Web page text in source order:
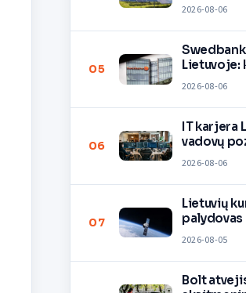
2026-08-06
05
Lietuvoje:
2026-08-06
06
IT karjera
vadovų
2026-08-06
07
Lietuvių
2026-08-05
Bolt